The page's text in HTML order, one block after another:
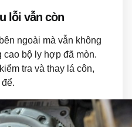
lỗi vẫn còn
ngoài mà vẫn không
cao bộ ly hợp đã mòn.
tra và thay lá côn,